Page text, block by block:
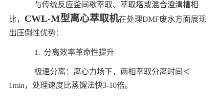
与传统反应釜间歇萃取、萃取塔或混合澄清槽相
比， CWL-M型离心萃取机在处理DMF废水方面展现
出压倒性优势：
1. 分离效率革命性提升
极速分离：离心力场下，两相萃取分离时间＜
1min，处理速度比蒸馏法快3-10倍。